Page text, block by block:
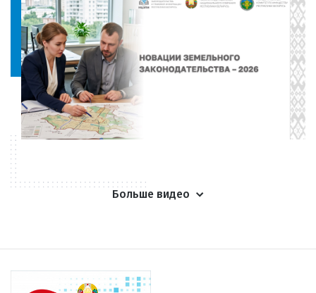
Больше видео